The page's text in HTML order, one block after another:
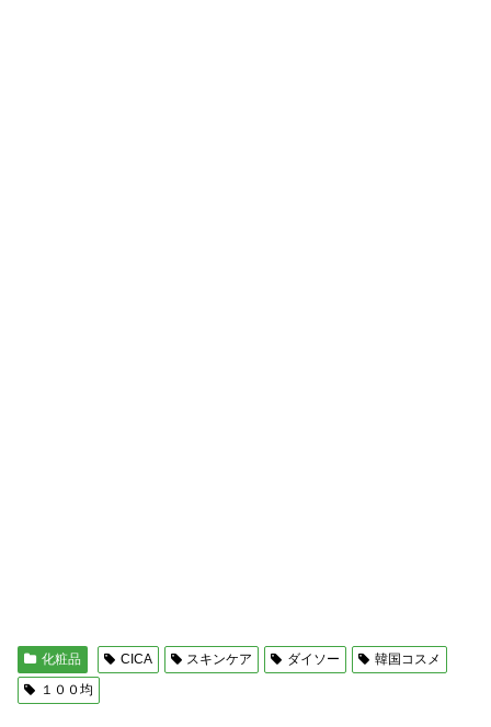
化粧品 CICA スキンケア ダイソー
韓国コスメ
１００均